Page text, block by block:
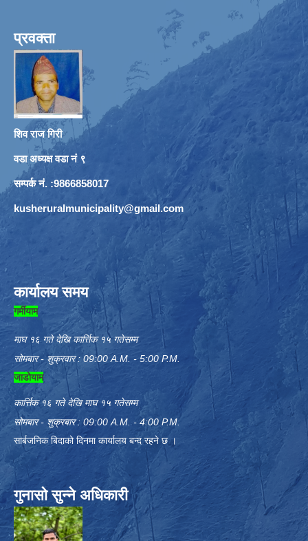
प्रवक्ता
शिव राज गिरी
वडा अध्यक्ष वडा नं ९
सम्पर्क नं. :9866858017
kusheruralmunicipality@gmail.com
कार्यालय समय
गर्मीयाम
माघ १६ गते देखि कार्त्तिक १५ गतेसम्म
सोमबार - शुक्रवार : 09:00 A.M. - 5:00 P.M.
जाडोयाम
कार्त्तिक १६ गते देखि माघ १५ गतेसम्म
सोमबार - शुक्रबार : 09:00 A.M. - 4:00 P.M.
सार्बजनिक बिदाको दिनमा कार्यालय बन्द रहने छ ।
गुनासो सुन्ने अधिकारी